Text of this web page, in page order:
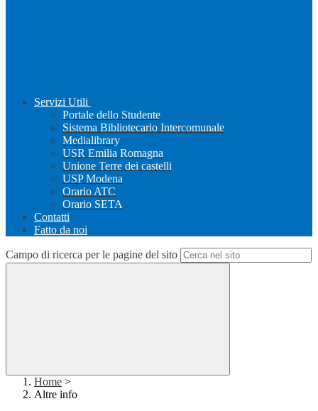
Servizi Utili
Portale dello Studente
Sistema Bibliotecario Intercomunale
Medialibrary
USR Emilia Romagna
Unione Terre dei castelli
USP Modena
Orario ATC
Orario SETA
Contatti
Fatto da noi
Campo di ricerca per le pagine del sito
Home >
Altre info